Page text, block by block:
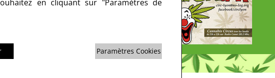
en cliquant sur "Paramètres de
Paramètres Cookies